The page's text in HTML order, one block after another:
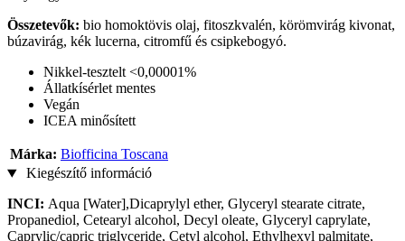
Összetevők: bio homoktövis olaj, fitoszkvalén, körömvirág kivonat,
búzavirág, kék lucerna, citromfű és csipkebogyó.
Nikkel-tesztelt <0,00001%
Állatkísérlet mentes
Vegán
ICEA minősített
Márka: Biofficina Toscana
Kiegészítő információ
INCI: Aqua [Water],Dicaprylyl ether, Glyceryl stearate citrate,
Propanediol, Cetearyl alcohol, Decyl oleate, Glyceryl caprylate,
Caprylic/capric triglyceride, Cetyl alcohol, Ethylhexyl palmitate,